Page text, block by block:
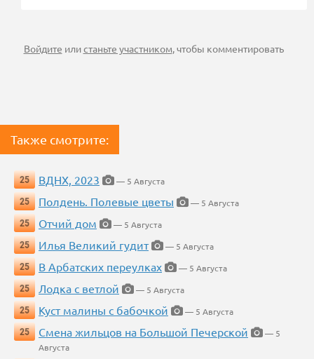
Войдите илистаньте участником, чтобы комментировать
Также смотрите:
25 ВДНХ, 2023
— 5 Августа
25
Полдень. Полевые цветы
— 5 Августа
25
Отчий дом
— 5 Августа
25
Илья Великий гудит
— 5 Августа
25
В Арбатских переулках
— 5 Августа
25
Лодка с ветлой
— 5 Августа
25
Куст малины с бабочкой
— 5 Августа
25
Смена жильцов на Большой Печерской
— 5
Августа